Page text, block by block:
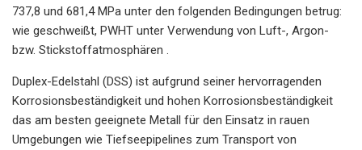
737,8 und 681,4 MPa unter den folgenden Bedingungen betrug:
wie geschweißt, PWHT unter Verwendung von Luft-, Argon-
bzw. Stickstoffatmosphären .
Duplex-Edelstahl (DSS) ist aufgrund seiner hervorragenden
Korrosionsbeständigkeit und hohen Korrosionsbeständigkeit
das am besten geeignete Metall für den Einsatz in rauen
Umgebungen wie Tiefseepipelines zum Transport von